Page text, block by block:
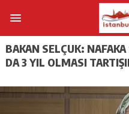
BAKAN SELÇUK:
DA 3 YIL OLMASI